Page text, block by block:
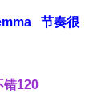
节奏很
错120